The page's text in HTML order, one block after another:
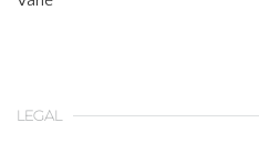
LEGAL